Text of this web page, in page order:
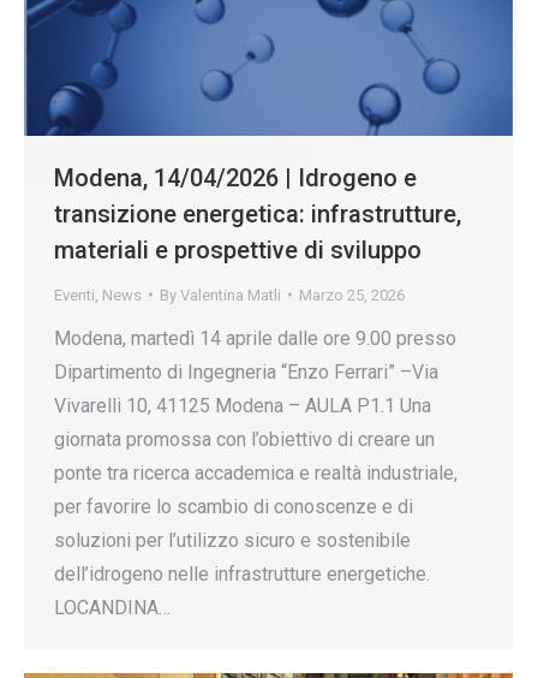
Modena, 14/04/2026 | Idrogeno e
transizione energetica: infrastrutture,
materiali e prospettive di sviluppo
Eventi News By Valentina Matli Marzo 25, 2026
Modena, martedì 14 aprile dalle ore 9.00 presso
Dipartimento di Ingegneria “Enzo Ferrari” –Via
Vivarelli 10, 41125 Modena – AULA P1.1 Una
giornata promossa con l’obiettivo di creare un
ponte tra ricerca accademica e realtà industriale,
per favorire lo scambio di conoscenze e di
soluzioni per l’utilizzo sicuro e sostenibile
dell’idrogeno nelle infrastrutture energetiche.
LOCANDINA…